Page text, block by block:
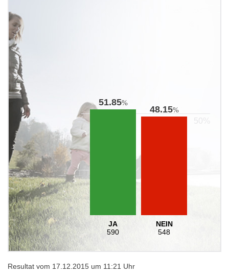
51.85%
JA
590
48.15%
NEIN
548
Resultat vom 17.12.2015 um 11:21 Uhr